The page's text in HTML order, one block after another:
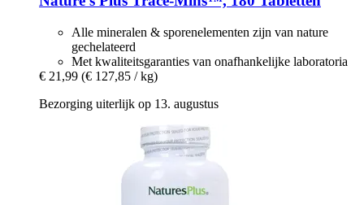
Alle mineralen & sporenelementen zijn van nature
gechelateerd
Met kwaliteitsgaranties van onafhankelijke laboratoria
€ 21,99 (€ 127,85 / kg)
Bezorging uiterlijk op 13. augustus